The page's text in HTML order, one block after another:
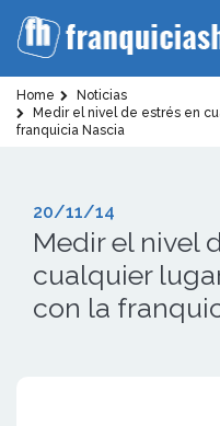
Home
Noticias
Medir el nivel de estrés en
franquicia Nascia
20/11/14
Medir el nivel
cualquier
con la